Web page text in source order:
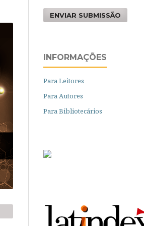
ENVIAR SUBMISSÃO
INFORMAÇÕES
Para Leitores
Para Autores
Para Bibliotecários